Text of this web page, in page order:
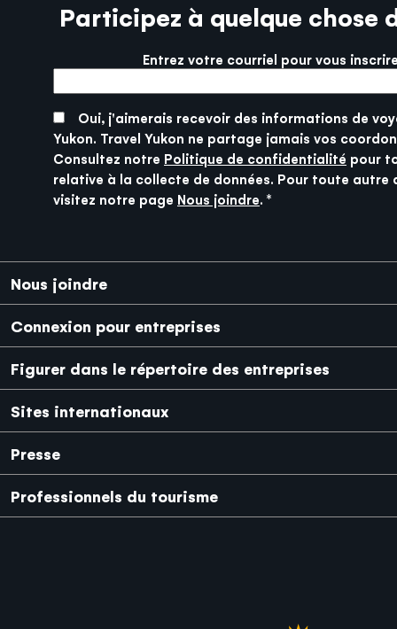
Participez à quelque chose
Entrez votre courriel pour vous
Oui, j'aimerais recevoir des informations de
Yukon. Travel Yukon ne partage jamais vos
Consultez notre Politique de confidentialité pour
relative à la collecte de données. Pour toute autre
visitez notre page Nous joindre.
Pied de page
Nous joindre
Connexion pour entreprises
Figurer dans le répertoire des entreprises
Sites internationaux
Japanese
Presse
Professionnels du tourisme